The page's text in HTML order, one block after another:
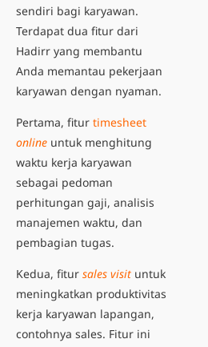
sendiri bagi karyawan.
Terdapat dua fitur dari
Hadirr yang membantu
Anda memantau pekerjaan
karyawan dengan nyaman.
Pertama, fitur timesheet
online untuk menghitung
waktu kerja karyawan
sebagai pedoman
perhitungan gaji, analisis
manajemen waktu, dan
pembagian tugas.
Kedua, fitur sales visit untuk
meningkatkan produktivitas
kerja karyawan lapangan,
contohnya sales. Fitur ini